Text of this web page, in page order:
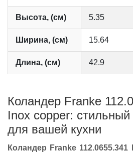
Высота, (см) 5.35
Ширина, (см) 15.64
Длина, (см) 42.9
Коландер Franke
Inox copper: стильный
для вашей кухни
Коландер Franke